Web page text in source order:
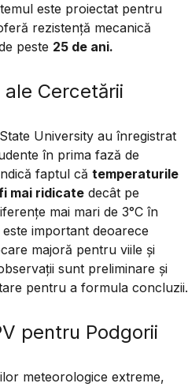
este proiectat pentru
rezistență mecanică
peste 25 de ani.
ale Cercetării
University au înregistrat
în prima fază de
faptul că temperaturile
mai ridicate decât pe
mai mari de 3°C în
important deoarece
majoră pentru viile și
sunt preliminare și
pentru a formula concluzii.
pentru Podgorii
meteorologice extreme,